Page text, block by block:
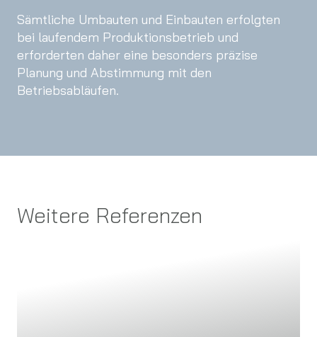
Sämtliche Umbauten und Einbauten erfolgten
bei laufendem Produktionsbetrieb und
erforderten daher eine besonders präzise
Planung und Abstimmung mit den
Betriebsabläufen.
Weitere Referenzen